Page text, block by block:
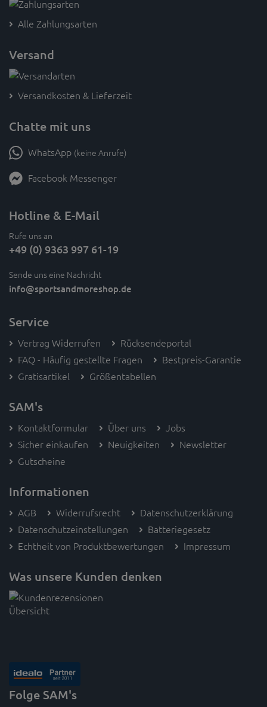
Alle Zahlungsarten
Versand
Versandkosten & Lieferzeit
Chatte mit uns
WhatsApp (keine Anrufe)
Facebook Messenger
Hotline & E-Mail
Rufe uns an
+49 (0) 9363 997 61-19
Sende uns eine Nachricht
info@sportsandmoreshop.de
Service
Vertrag Widerrufen
Rücksendeportal
FAQ - Häufig gestellte Fragen
Bestpreis-Garantie
Gratisartikel
Größentabellen
SAM's
Kontaktformular Über uns
Jobs
Sicher einkaufen
Neuigkeiten
Newsletter
Gutscheine
Informationen
AGB Widerrufsrecht
Datenschutzerklärung
Datenschutzeinstellungen
Batteriegesetz
Echtheit von Produktbewertungen
Impressum
Was unsere Kunden denken
Folge SAM's